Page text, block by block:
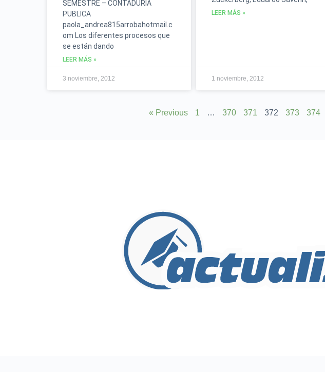
SEMESTRE – CONTADURÍA
PUBLICA
paola_andrea815arrobahotmail.c
om Los diferentes procesos que
se están dando
LEER MÁS »
3 noviembre, 2012
LEER MÁS »
1 noviembre, 2012
« Previous 1 … 370 371 372 373 374